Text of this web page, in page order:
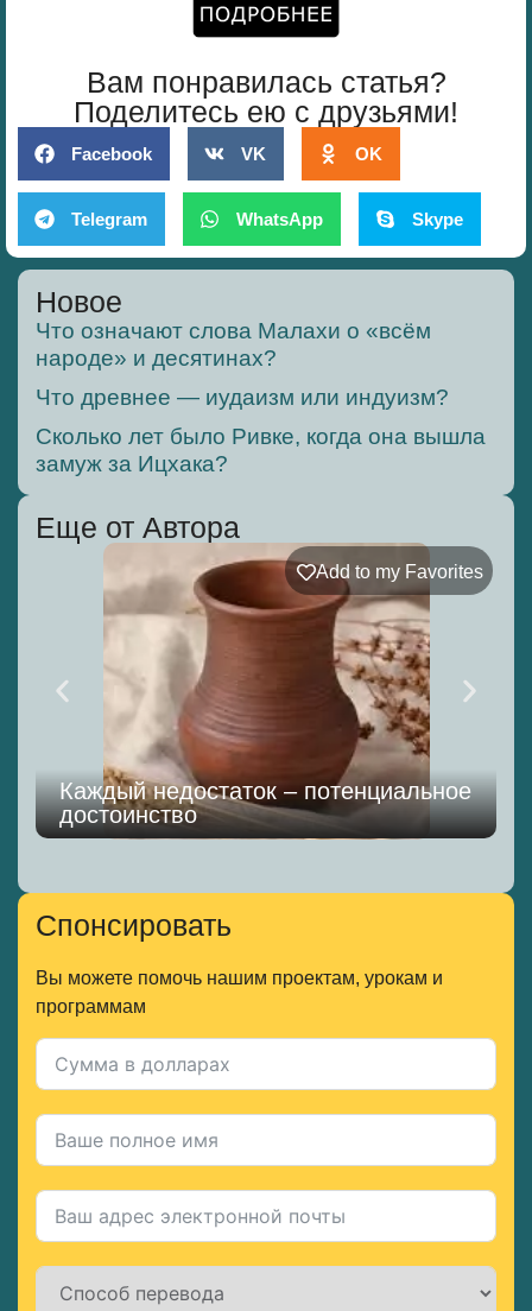
Вам понравилась статья?
Поделитесь ею с друзьями!
Facebook VK OK
Telegram WhatsApp Skype
Новое
Что означают слова Малахи о «всём
народе» и десятинах?
Что древнее — иудаизм или индуизм?
Сколько лет было Ривке, когда она вышла
замуж за Ицхака?
Еще от Автора
Add to my Favorites
Каждый недостаток – потенциальное
достоинство
Спонсировать
Вы можете помочь нашим проектам, урокам и
программам